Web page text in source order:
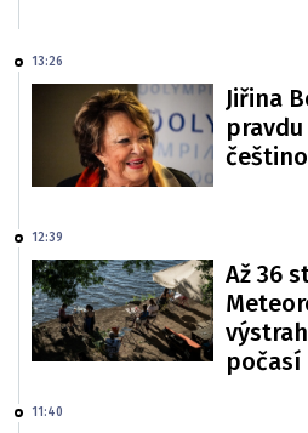
13:26
Jiřina
12:39
Až 36
počasí
11:40